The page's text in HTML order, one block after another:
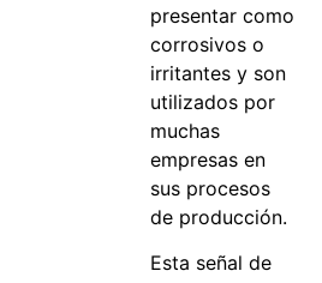
presentar como
corrosivos o
irritantes y son
utilizados por
muchas
empresas en
sus procesos
de producción.
Esta señal de